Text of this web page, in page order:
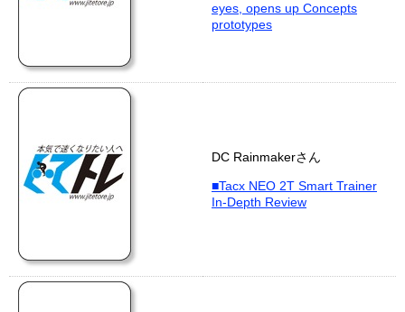
eyes, opens up Concepts
prototypes
DC Rainmakerさん
■Tacx NEO 2T Smart Trainer
In-Depth Review